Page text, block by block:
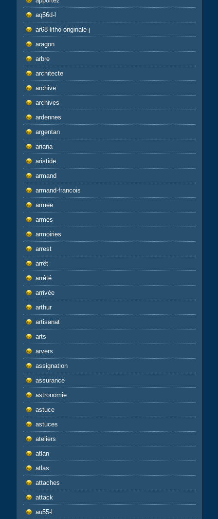
aq56d-l
ar68-litho-originale-j
aragon
arbre
architecte
archive
archives
ardennes
argentan
ariana
aristide
armand
armand-francois
armee
armes
armoiries
arrest
arrêt
arrêté
arrivée
arthur
artisanat
arts
arvers
assignation
assurance
astronomie
astuce
astuces
ateliers
atlan
atlas
attaches
attack
au55-l